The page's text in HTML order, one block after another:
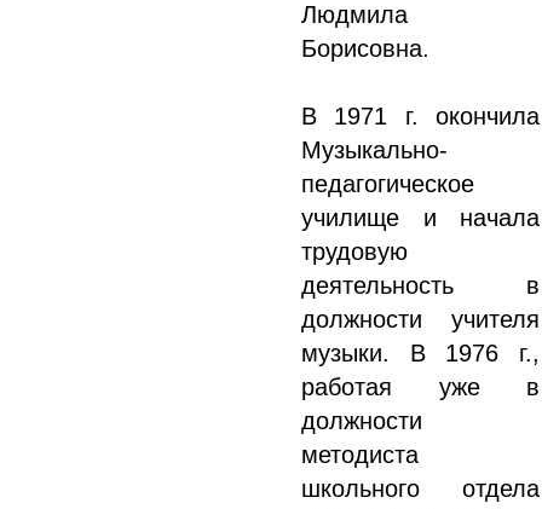
Людмила
Борисовна.
В 1971 г. окончила
Музыкально-
педагогическое
училище и начала
трудовую
деятельность в
должности учителя
музыки. В 1976 г.,
работая уже в
должности
методиста
школьного отдела